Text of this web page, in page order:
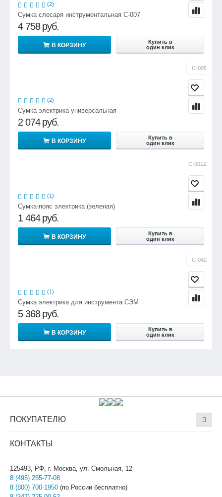
(2)
Сумка слесаря инструментальная С-007
4 758 руб.
В КОРЗИНУ
Купить в
один клик
С-005
(2)
Сумка электрика универсальная
2 074 руб.
В КОРЗИНУ
Купить в
один клик
С-001Z
(1)
Сумка-пояс электрика (зеленая)
1 464 руб.
В КОРЗИНУ
Купить в
один клик
С-042
(1)
Сумка электрика для инструмента СЭМ
5 368 руб.
В КОРЗИНУ
Купить в
один клик
ПОКУПАТЕЛЮ
КОНТАКТЫ
125493, РФ, г. Москва, ул. Смольная, 12
8 (495) 255-77-08
8 (800) 700-1950 (по России бесплатно)